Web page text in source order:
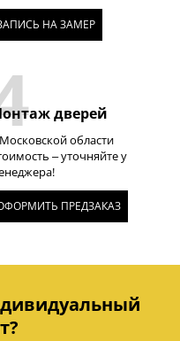
НА ЗАМЕР
дверей
области
– уточняйте у
ПРЕДЗАКАЗ